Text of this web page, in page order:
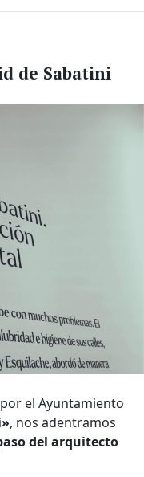
de Sabatini
el Ayuntamiento
, nos adentramos
del arquitecto